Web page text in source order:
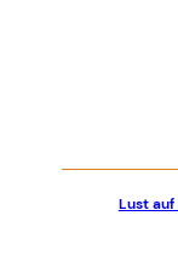
Lust